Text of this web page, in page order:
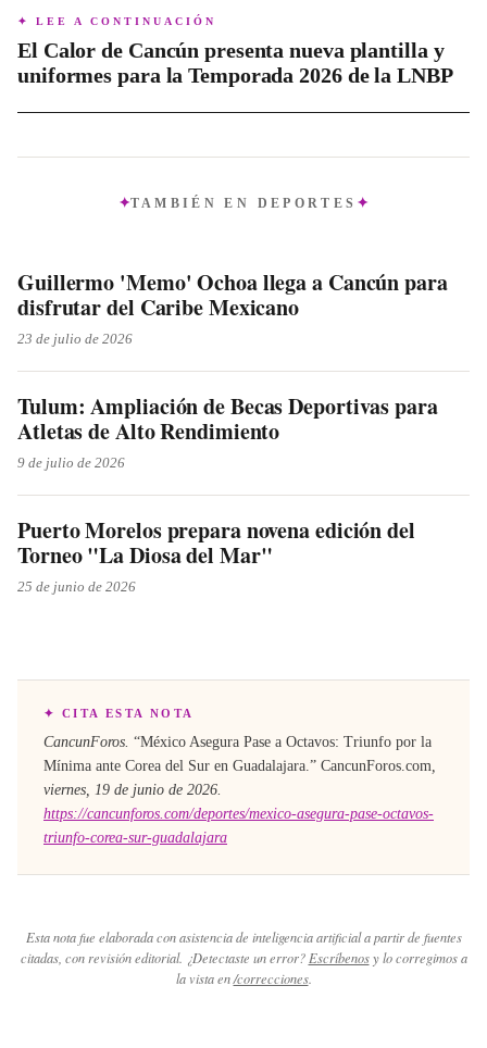
nacionales e internacionales pueden visitar Cancún antes o
después de los partidos, y los bares y restaurantes de la
ciudad se benefician del entusiasmo por el fútbol.
✦ LEE A CONTINUACIÓN
El Calor de Cancún presenta nueva plantilla y
uniformes para la Temporada 2026 de la LNBP
TAMBIÉN EN DEPORTES
Guillermo 'Memo' Ochoa llega a Cancún para
disfrutar del Caribe Mexicano
23 de julio de 2026
Tulum: Ampliación de Becas Deportivas para
Atletas de Alto Rendimiento
9 de julio de 2026
Puerto Morelos prepara novena edición del
Torneo "La Diosa del Mar"
25 de junio de 2026
✦ CITA ESTA NOTA
CancunForos. “México Asegura Pase a Octavos: Triunfo por la
Mínima ante Corea del Sur en Guadalajara.” CancunForos.com,
viernes, 19 de junio de 2026.
https://cancunforos.com/deportes/mexico-asegura-pase-octavos-
triunfo-corea-sur-guadalajara
Esta nota fue elaborada con asistencia de inteligencia artificial a partir de fuentes
citadas, con revisión editorial. ¿Detectaste un error? Escríbenos y lo corregimos a
la vista en /correcciones.